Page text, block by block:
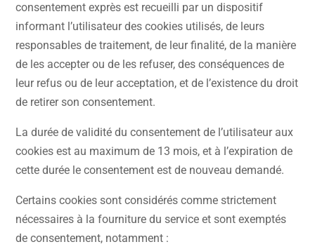
consentement exprès est recueilli par un dispositif
informant l’utilisateur des cookies utilisés, de leurs
responsables de traitement, de leur finalité, de la manière
de les accepter ou de les refuser, des conséquences de
leur refus ou de leur acceptation, et de l’existence du droit
de retirer son consentement.
La durée de validité du consentement de l’utilisateur aux
cookies est au maximum de 13 mois, et à l’expiration de
cette durée le consentement est de nouveau demandé.
Certains cookies sont considérés comme strictement
nécessaires à la fourniture du service et sont exemptés
de consentement, notamment :